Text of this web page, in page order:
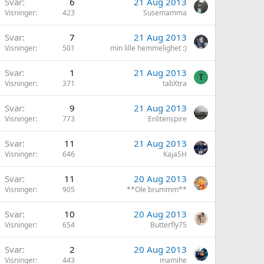
Visninger 423 Susemamma
Svar 7
Visninger 501
21 Aug 2013
min lille hemmelighet :)
Svar 1
Visninger 371
21 Aug 2013
tabXtra
T
Svar 9
Visninger 773
21 Aug 2013
Enlitenspire
Svar 11
Visninger 646
21 Aug 2013
KajaSH
Svar 11
Visninger 905
20 Aug 2013
**Ole brummm**
Svar 10
Visninger 654
20 Aug 2013
Butterfly75
Svar 2
Visninger 443
20 Aug 2013
mamihe